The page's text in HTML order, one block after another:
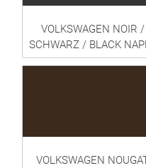
VOLKSWAGEN NOIR /
SCHWARZ / BLACK
VOLKSWAGEN